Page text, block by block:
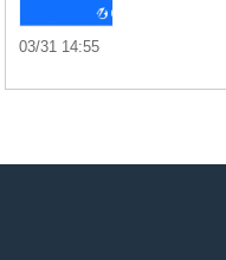
03/31 14:55